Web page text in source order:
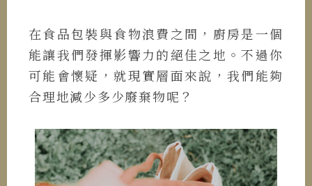
在食品包裝與食物浪費之間，廚房是一個
能讓我們發揮影響力的絕佳之地。不過你
可能會懷疑，就現實層面來說，我們能夠
合理地減少多少廢棄物呢？